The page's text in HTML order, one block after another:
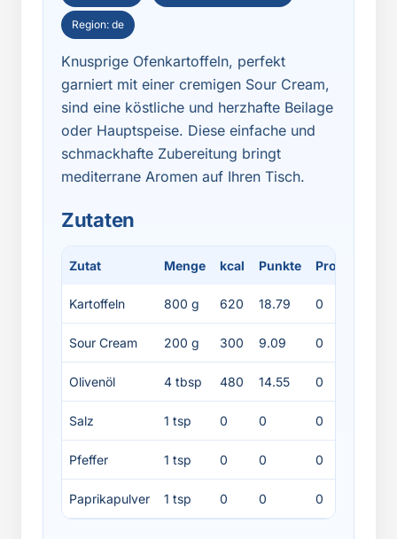
Region: de
Knusprige Ofenkartoffeln, perfekt
garniert mit einer cremigen Sour Cream,
sind eine köstliche und herzhafte Beilage
oder Hauptspeise. Diese einfache und
schmackhafte Zubereitung bringt
mediterrane Aromen auf Ihren Tisch.
Zutaten
Zutat Menge kcal Punkte Protein
Kartoffeln 800 g 620 18.79 0
Sour Cream 200 g 300 9.09 0
Olivenöl 4 tbsp 480 14.55 0
Salz 1 tsp 0 0 0
Pfeffer 1 tsp 0 0 0
Paprikapulver 1 tsp 0 0 0